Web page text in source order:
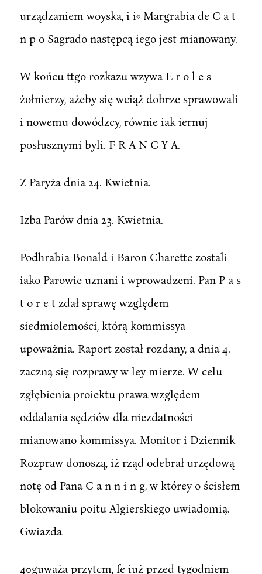
urządzaniem woyska, i i« Margrabia de C a t
n p o Sagrado następcą iego jest mianowany.
W końcu ttgo rozkazu wzywa E r o l e s
żołnierzy, ażeby się wciąż dobrze sprawowali
i nowemu dowódzcy, równie iak iernuj
posłusznymi byli. F R A N C Y A.
Z Paryża dnia 24. Kwietnia.
Izba Parów dnia 23. Kwietnia.
Podhrabia Bonald i Baron Charette zostali
iako Parowie uznani i wprowadzeni. Pan P a s
t o r e t zdał sprawę względem
siedmiolemości, którą kommissya
upoważnia. Raport został rozdany, a dnia 4.
zaczną się rozprawy w ley mierze. W celu
zgłębienia proiektu prawa względem
oddalania sędziów dla niezdatności
mianowano kommissya. Monitor i Dziennik
Rozpraw donoszą, iż rząd odebrał urzędową
notę od Pana C a n n i n g, w którey o ścisłem
blokowaniu poitu Algierskiego uwiadomią.
Gwiazda
40guważa przytcm, fe iuż przed tygodniem